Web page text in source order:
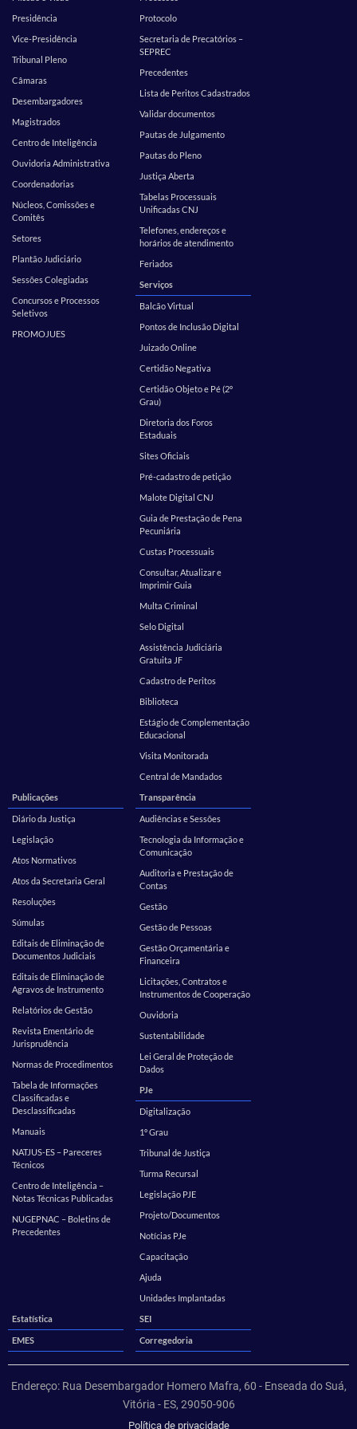
Presidência
Vice-Presidência
Tribunal Pleno
Câmaras
Desembargadores
Magistrados
Centro de Inteligência
Ouvidoria Administrativa
Coordenadorias
Núcleos, Comissões e
Comitês
Setores
Plantão Judiciário
Sessões Colegiadas
Concursos e Processos
Seletivos
PROMOJUES
Protocolo
Secretaria de Precatórios –
SEPREC
Precedentes
Lista de Peritos Cadastrados
Validar documentos
Pautas de Julgamento
Pautas do Pleno
Justiça Aberta
Tabelas Processuais
Unificadas CNJ
Telefones, endereços e
horários de atendimento
Feriados
Serviços
Balcão Virtual
Pontos de Inclusão Digital
Juizado Online
Certidão Negativa
Certidão Objeto e Pé (2º
Grau)
Diretoria dos Foros
Estaduais
Sites Oficiais
Pré-cadastro de petição
Malote Digital CNJ
Guia de Prestação de Pena
Pecuniária
Custas Processuais
Consultar, Atualizar e
Imprimir Guia
Multa Criminal
Selo Digital
Assistência Judiciária
Gratuita JF
Cadastro de Peritos
Biblioteca
Estágio de Complementação
Educacional
Visita Monitorada
Central de Mandados
Publicações
Diário da Justiça
Legislação
Atos Normativos
Atos da Secretaria Geral
Resoluções
Súmulas
Editais de Eliminação de
Documentos Judiciais
Editais de Eliminação de
Agravos de Instrumento
Relatórios de Gestão
Revista Ementário de
Jurisprudência
Normas de Procedimentos
Tabela de Informações
Classificadas e
Desclassificadas
Manuais
NATJUS-ES – Pareceres
Técnicos
Centro de Inteligência –
Notas Técnicas Publicadas
NUGEPNAC – Boletins de
Precedentes
Transparência
Audiências e Sessões
Tecnologia da Informação e
Comunicação
Auditoria e Prestação de
Contas
Gestão
Gestão de Pessoas
Gestão Orçamentária e
Financeira
Licitações, Contratos e
Instrumentos de Cooperação
Ouvidoria
Sustentabilidade
Lei Geral de Proteção de
Dados
PJe
Digitalização
1º Grau
Tribunal de Justiça
Turma Recursal
Legislação PJE
Projeto/Documentos
Notícias PJe
Capacitação
Ajuda
Unidades Implantadas
Estatística
SEI
EMES Corregedoria
Endereço: Rua Desembargador Homero Mafra, 60 - Enseada do Suá,
Vitória - ES, 29050-906
Política de privacidade